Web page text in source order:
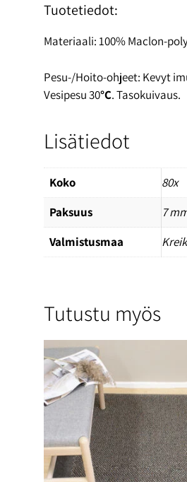
Tuotetiedot:
Materiaali: 100% Maclon-
Pesu-/Hoito-ohjeet: Kevyt
Vesipesu 30°C. Tasokuivaus.
Lisätiedot
Koko
80x
Paksuus
7
Valmistusmaa
Tutustu myös